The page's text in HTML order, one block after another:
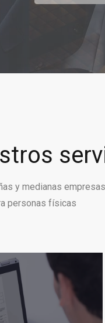
y medianas
personas físicas